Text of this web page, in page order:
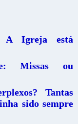
A Igreja está
Missas ou
Tantas
sido sempre